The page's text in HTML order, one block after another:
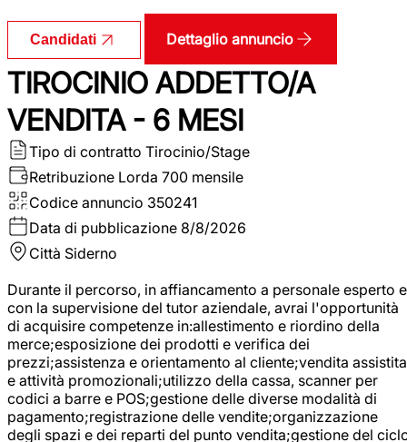
Candidati Dettaglio annuncio
TIROCINIO ADDETTO/A
VENDITA - 6 MESI
Tipo di contratto Tirocinio/Stage
Retribuzione Lorda 700 mensile
Codice annuncio 350241
Data di pubblicazione 8/8/2026
Città Siderno
Durante il percorso, in affiancamento a personale esperto e
con la supervisione del tutor aziendale, avrai l'opportunità
di acquisire competenze in:allestimento e riordino della
merce;esposizione dei prodotti e verifica dei
prezzi;assistenza e orientamento al cliente;vendita assistita
e attività promozionali;utilizzo della cassa, scanner per
codici a barre e POS;gestione delle diverse modalità di
pagamento;registrazione delle vendite;organizzazione
degli spazi e dei reparti del punto vendita;gestione del